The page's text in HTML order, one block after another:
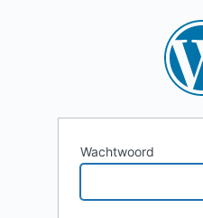
Wachtwoord